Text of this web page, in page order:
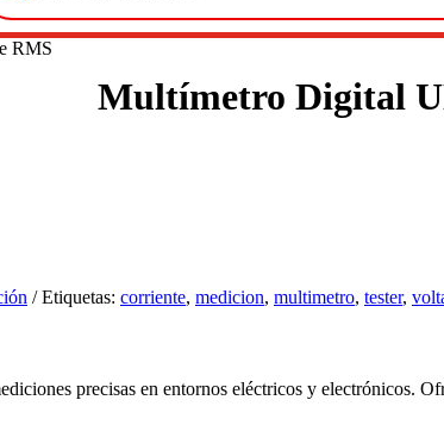
RMS
Multímetro Digital
Etiquetas: corriente, medicion, multimetro, tester,
precisas en entornos eléctricos y electrónicos.